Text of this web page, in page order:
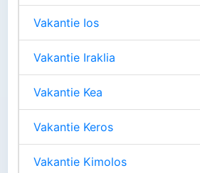
Vakantie Ios
Vakantie Iraklia
Vakantie Kea
Vakantie Keros
Vakantie Kimolos